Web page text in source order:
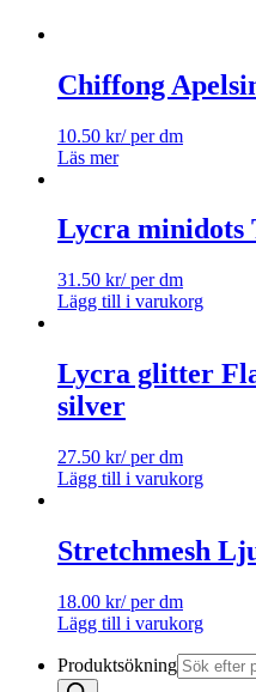
Chiffong
10.50 kr/ per dm
Läs mer
Lycra minidots
31.50 kr/ per dm
Lägg till i varukorg
Lycra glitter
silver
27.50 kr/ per dm
Lägg till i varukorg
Stretchmesh
18.00 kr/ per dm
Lägg till i varukorg
Produktsökning